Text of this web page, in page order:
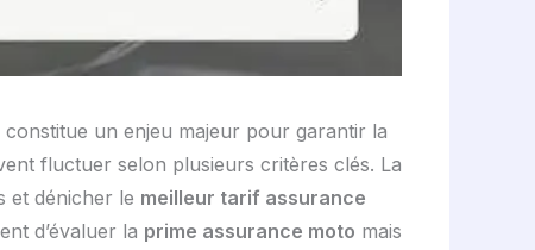
un enjeu majeur pour garantir la
fluctuer selon plusieurs critères clés. La
et dénicher le meilleur tarif assurance
d’évaluer la prime assurance moto mais